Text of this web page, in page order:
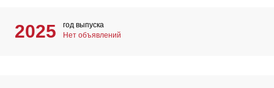
2025
год выпуска
Нет объявлений